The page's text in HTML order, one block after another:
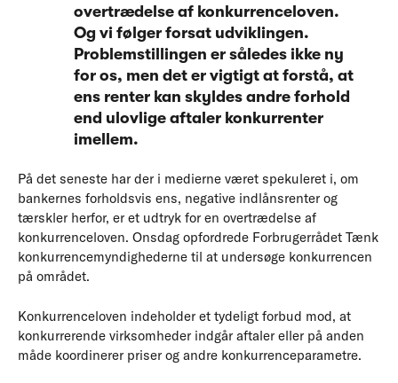
overtrædelse af konkurrenceloven.
Og vi følger forsat udviklingen.
Problemstillingen er således ikke ny
for os, men det er vigtigt at forstå, at
ens renter kan skyldes andre forhold
end ulovlige aftaler konkurrenter
imellem.
På det seneste har der i medierne været spekuleret i, om
bankernes forholdsvis ens, negative indlånsrenter og
tærskler herfor, er et udtryk for en overtrædelse af
konkurrenceloven. Onsdag opfordrede Forbrugerrådet Tænk
konkurrencemyndighederne til at undersøge konkurrencen
på området.
Konkurrenceloven indeholder et tydeligt forbud mod, at
konkurrerende virksomheder indgår aftaler eller på anden
måde koordinerer priser og andre konkurrenceparametre.